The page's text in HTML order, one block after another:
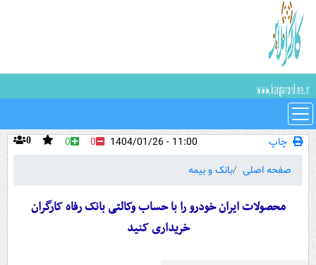
چاپ 0 0 0
11:00 - 1404/01/26
صفحه اصلی
بانک و بیمه
محصولات ایران خودرو را با حساب وکالتی بانک رفاه کارگران
خریداری کنید